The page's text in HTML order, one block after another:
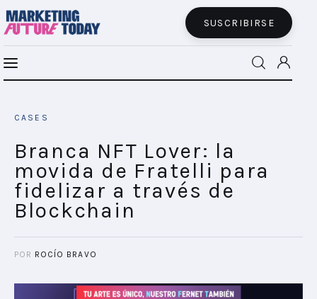
SUSCRIBIRSE
INSIGHTS
FUTURE BRAND LAB
CONECTADES
CASES
Branca NFT Lover: la
movida de Fratelli para
fidelizar a través de
Blockchain
POR ROCÍO BRAVO